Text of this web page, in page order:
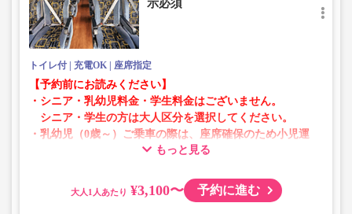
販売価格をご確認の上でご予約をお願いいたします。
・一部取り扱いのない停留所がある場合がございます。
示必須
トイレ付 充電OK 座席指定
【予約前にお読みください】
・シニア・乳幼児料金・学生料金はございません。
シニア・学生の方は大人区分を選択してください。
・乳幼児（0歳～）ご乗車の際は、座席確保のため小児運
賃での乗車券が必要です。
・AM1時～5時の間はシステムメンテナンスの為ご予約が
もっと見る
大人 ¥3,100〜 予約に進む